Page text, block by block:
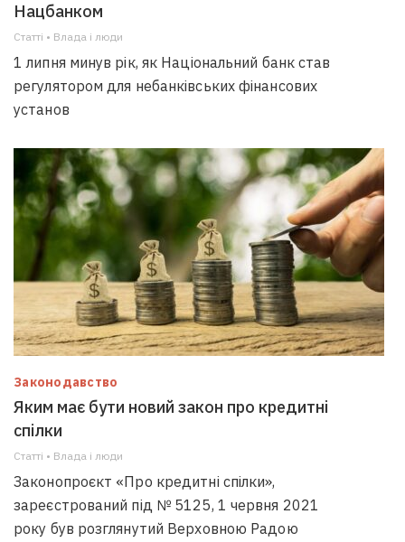
Нацбанком
Статті • Влада i люди
1 липня минув рік, як Національний банк став
регулятором для небанківських фінансових
установ
Законодавство
Яким має бути новий закон про кредитні
спілки
Статті • Влада i люди
Законопроєкт «Про кредитні спілки»,
зареєстрований під № 5125, 1 червня 2021
року був розглянутий Верховною Радою